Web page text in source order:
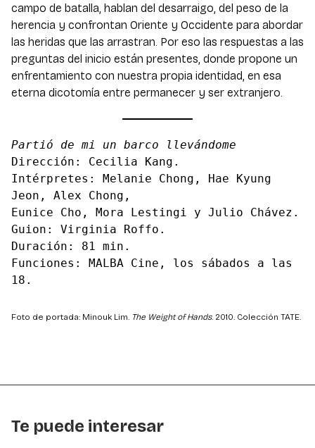
campo de batalla, hablan del desarraigo, del peso de la
herencia y confrontan Oriente y Occidente para abordar
las heridas que las arrastran. Por eso las respuestas a las
preguntas del inicio están presentes, donde propone un
enfrentamiento con nuestra propia identidad, en esa
eterna dicotomía entre permanecer y ser extranjero.
Partió de mi un barco llevándome
Dirección: Cecilia Kang.
Intérpretes: Melanie Chong, Hae Kyung
Jeon, Alex Chong,
Eunice Cho, Mora Lestingi y Julio Chávez.
Guion: Virginia Roffo.
Duración: 81 min.
Funciones: MALBA Cine, los sábados a las
18.
Foto de portada: Minouk Lim. The Weight of Hands. 2010. Colección TATE.
Te puede interesar